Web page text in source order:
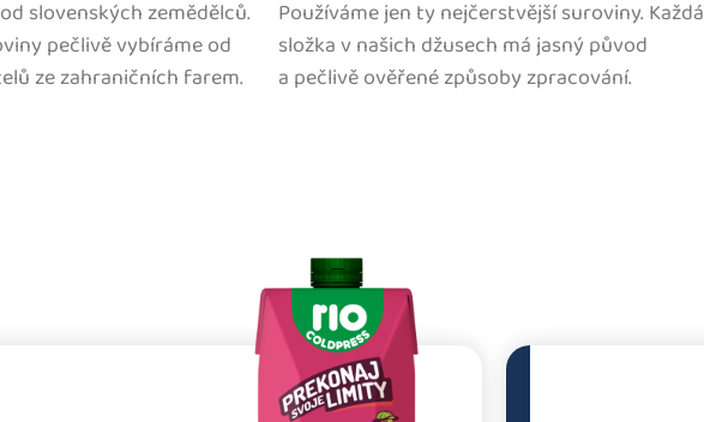
slovenských zemědělců.
pečlivě vybíráme od
ze zahraničních farem.
Používáme jen ty nejčerstvější suroviny. Každá
složka v našich džusech má jasný původ
a pečlivě ověřené způsoby zpracování.